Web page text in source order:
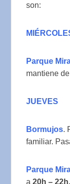
son:
Parque
mantiene
JUEVES
Bormujos.
familiar.
Parque
a20h – 22h.